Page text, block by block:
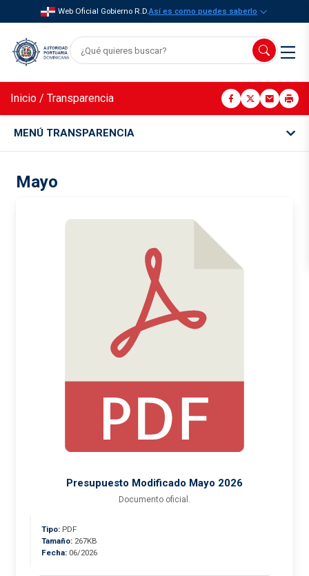
Web Oficial Gobierno R.D.Así es como puedes saberlo
Inicio / Transparencia
MENÚ TRANSPARENCIA
Mayo
Presupuesto Modificado Mayo 2026
Documento oficial.
Tipo: PDF
Tamaño: 267KB
Fecha: 06/2026